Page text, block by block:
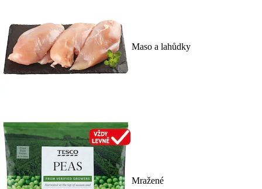
Maso a lahůdky
Mražené